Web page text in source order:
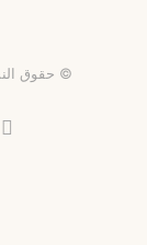
© حقوق النشر 2026، جميع الحقوق محفوظة